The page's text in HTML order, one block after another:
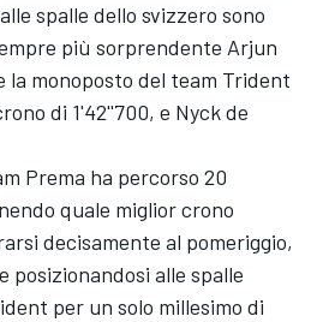
spalle dello svizzero sono
più sorprendente Arjun
la monoposto del team Trident
di 1'42''700, e Nyck de
Prema ha percorso 20
quale miglior crono
decisamente al pomeriggio,
posizionandosi alle spalle
per un solo millesimo di